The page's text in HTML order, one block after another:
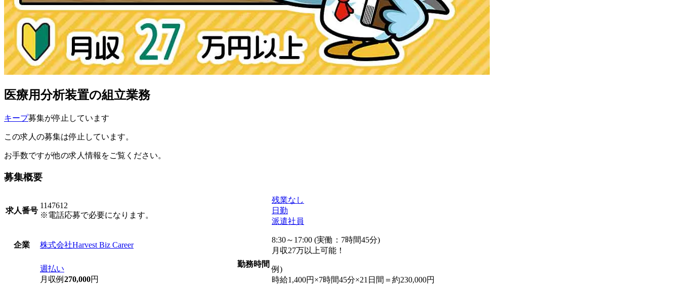
医療用分析装置の組立業務
キープ募集が停止しています
この求人の募集は停止しています。
お手数ですが他の求人情報をご覧ください。
募集概要
求人番号
1147612
※電話応募で必要になります。
企業 株式会社Harvest Biz Career
週払い
月収例 270,000円
勤務時間
残業なし
日勤
派遣社員
8:30～17:00 (実働：7時間45分)
月収27万以上可能！
例)
時給1,400円×7時間45分×21日間＝約230,000円